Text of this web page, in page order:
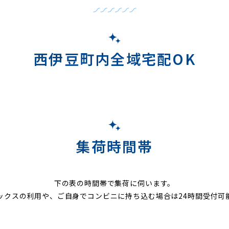
西伊豆町内全域宅配OK
集荷時間帯
下の表の時間帯で集荷に伺います。
クスの利用や、ご自身でコンビニに持ち込む場合は24時間受付可